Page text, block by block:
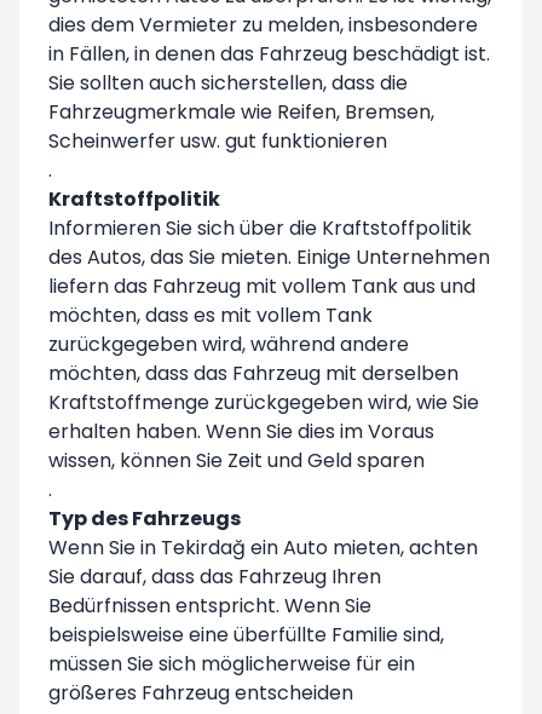
dies dem Vermieter zu melden, insbesondere
in Fällen, in denen das Fahrzeug beschädigt ist.
Sie sollten auch sicherstellen, dass die
Fahrzeugmerkmale wie Reifen, Bremsen,
Scheinwerfer usw. gut funktionieren
.
Kraftstoffpolitik
Informieren Sie sich über die Kraftstoffpolitik
des Autos, das Sie mieten. Einige Unternehmen
liefern das Fahrzeug mit vollem Tank aus und
möchten, dass es mit vollem Tank
zurückgegeben wird, während andere
möchten, dass das Fahrzeug mit derselben
Kraftstoffmenge zurückgegeben wird, wie Sie
erhalten haben. Wenn Sie dies im Voraus
wissen, können Sie Zeit und Geld sparen
.
Typ des Fahrzeugs
Wenn Sie in Tekirdağ ein Auto mieten, achten
Sie darauf, dass das Fahrzeug Ihren
Bedürfnissen entspricht. Wenn Sie
beispielsweise eine überfüllte Familie sind,
müssen Sie sich möglicherweise für ein
größeres Fahrzeug entscheiden